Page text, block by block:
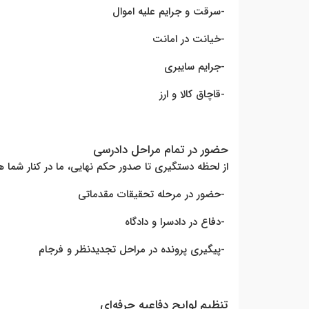
-سرقت و جرایم علیه اموال
-خیانت در امانت
-جرایم سایبری
-قاچاق کالا و ارز
حضور در تمام مراحل دادرسی
از لحظه دستگیری تا صدور حکم نهایی، ما در کنار
-حضور در مرحله تحقیقات مقدماتی
-دفاع در دادسرا و دادگاه
-پیگیری پرونده در مراحل تجدیدنظر و فرجام
تنظیم لوایح دفاعیه حرفه‌ای